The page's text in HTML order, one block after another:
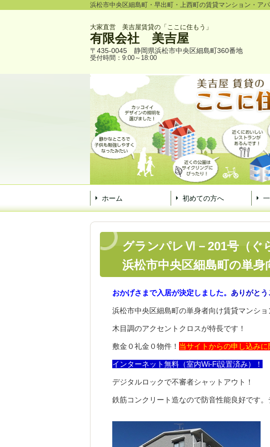
浜松市中央区細島町・早出町・上西町の賃貸マンション・ア
大家直営 美吉屋賃貸の「ここに住もう」
有限会社 美吉屋
〒435-0045 静岡県浜松市中央区細島町360番地
受付時間：9:00～18:00
ホーム 初めての方へ
グランパレⅥ－201号（ぐ
浜松市中央区細島町の単
おかげさまで入居が決定しました。 ありがとう
浜松市中央区細島町の単身者向け賃貸マンシ
木目調のアクセントクロスが特長です！
敷金０礼金０物件！ 当サイトからの申し込み
インターネット無料（室内Wi-Fi設置済み）！
デジタルロックで不審者シャットアウト！
鉄筋コンクリート造なので防音性能良好です